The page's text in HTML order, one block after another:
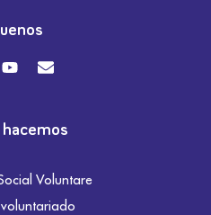
hacemos
Voluntare